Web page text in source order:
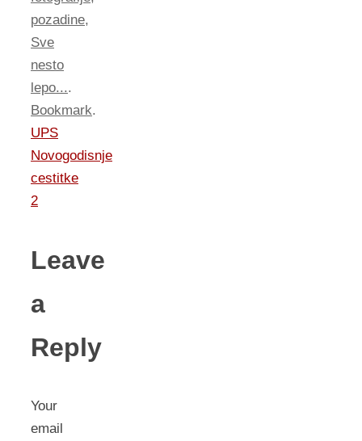
pozadine,
Sve
nesto
lepo....
Bookmark.
UPS
Novogodisnje
cestitke
2
Leave
a
Reply
Your
email